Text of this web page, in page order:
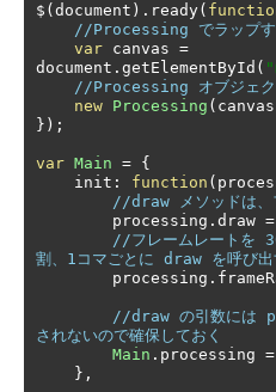
$ ( document ). ready(
//Processing でラップ
var canvas =
document . getElementById (
//Processing オブジェク
new Processing ( canvas
});
var Main = {
    init
: function (
//draw メソッドは、
        processing
. draw =
//フレームレートを
割、1コマごとに draw を呼び出
        processing
.
//draw の引数には
されないので確保しておく
Main . processing =
},